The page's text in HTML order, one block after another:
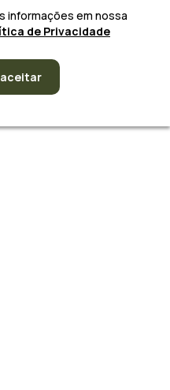
informações em nossa
de Privacidade
aceitar